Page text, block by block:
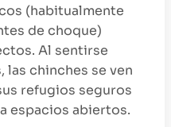
(habitualmente
de choque)
Al sentirse
las chinches se ven
refugios seguros
espacios abiertos.